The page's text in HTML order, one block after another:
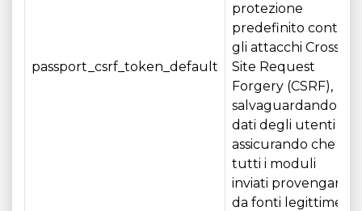
passport_csrf_token_default
protezione
predefinito contro
gli attacchi Cross-
Site Request
Forgery (CSRF),
salvaguardando i
dati degli utenti e
assicurando che
tutti i moduli
inviati provengano
da fonti legittime.